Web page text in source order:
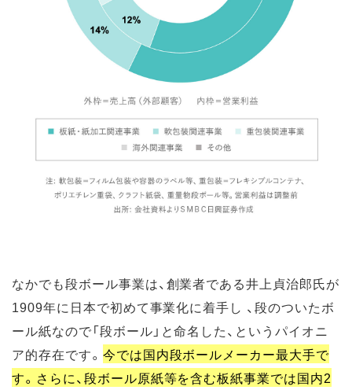
なかでも段ボール事業は、創業者である井上貞治郎氏が
1909年に日本で初めて事業化に着手し 、段のついたボ
ール紙なので「段ボール」と命名した、というパイオニ
ア的存在です。 今では国内段ボールメーカー最大手で
す。さらに、段ボール原紙等を含む板紙事業では国内2